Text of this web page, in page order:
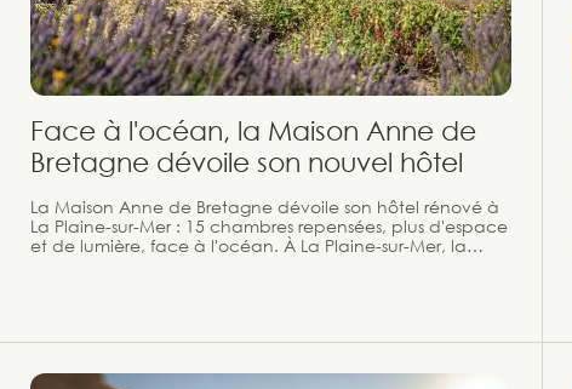
Face à l'océan, la Maison Anne de
Bretagne dévoile son nouvel hôtel
La Maison Anne de Bretagne dévoile son hôtel rénové à
La Plaine-sur-Mer : 15 chambres repensées, plus d'espace
et de lumière, face à l'océan. À La Plaine-sur-Mer, la